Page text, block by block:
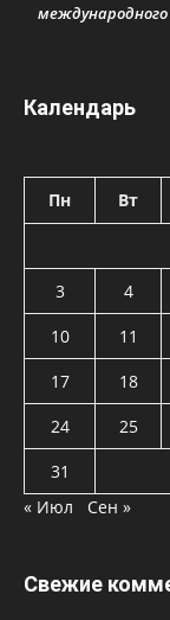
Календарь
Пн Вт
3
4
10
11
17
18
24
25
31
« Июл
Сен »
Свежие